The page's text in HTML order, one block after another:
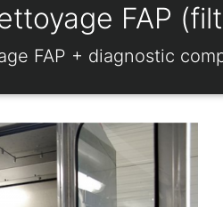
FAP
FAP + diagnostic